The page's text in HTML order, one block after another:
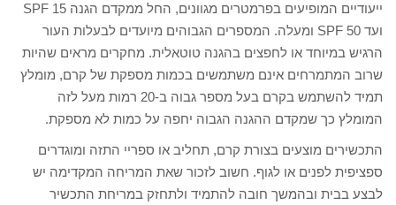
ייעודיים המופיעים בפרמטרים מגוונים, החל ממקדם הגנה 15 SPF
ועד SPF 50 ומעלה. המספרים הגבוהים מיועדים לבעלות העור
הרגיש במיוחד או לחפצים בהגנה טוטאלית. מחקרים מראים שהיות
שרוב המתמרחים אינם משתמשים בכמות מספקת של קרם, מומלץ
תמיד להשתמש בקרם בעל מספר גבוה ב-20 רמות מעל לזה
המומלץ כך שמקדם ההגנה הגבוה יחפה על כמות לא מספקת.
התכשירים מוצעים בצורת קרם, תחליב או ספריי התזה ומוגדרים
ספציפית לפנים או לגוף. חשוב לזכור שאת המריחה המקדימה יש
לבצע בבית ובהמשך חובה להתמיד ולתחזק במריחת התכשיר